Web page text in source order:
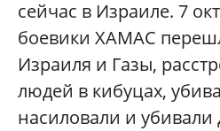
сейчас в Израиле. 7
боевики ХАМАС
Израиля и Газы,
людей в кибуцах,
насиловали и убивали